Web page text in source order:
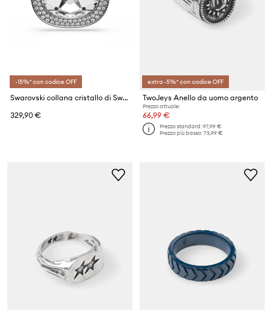
-15%* con codice OFF
Swarovski collana cristallo di Swarovski UNA
329,90 €
extra -5%* con codice OFF
TwoJeys Anello da uomo argento
Prezzo attuale:
66,99 €
Prezzo standard:97,99 €
Prezzo più basso:73,99 €